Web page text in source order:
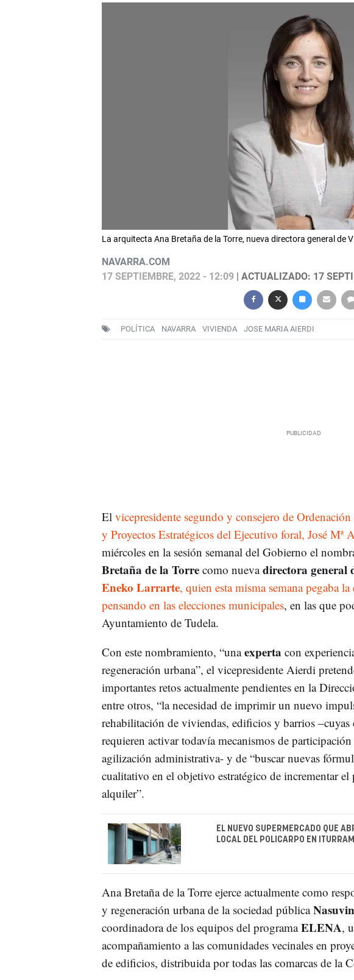
La arquitecta Ana Bretaña de la Torre, nueva directora general de
NAVARRA.COM
17 SEPTIEMBRE, 2022 - 12:09| ACTUALIZADO: 17
POLÍTICA NAVARRA VIVIENDA JOSE MARIA AIERDI
El vicepresidente segundo y consejero de
y Proyectos Estratégicos del Ejecutivo foral, José Mª
miércoles en la sesión semanal del Gobierno el
Bretaña de la Torrecomo nuevadirectora general
Eneko Larrarte, quien esta misma semana pegaba
pensando en las elecciones municipales, en las que
Ayuntamiento de Tudela.
Con este nombramiento, “unaexperta con
regeneración urbana”, el vicepresidente Aierdi
importantes retos actualmente pendientes en la
entre otros, “la necesidad de imprimir un nuevo
rehabilitación de viviendas, edificios y barrios –cuyas
requieren activar todavía mecanismos de
agilización administrativa- y de “buscar nuevas
cualitativo en el objetivo estratégico de incrementar
alquiler”.
EL NUEVO SUPERMERCADO QUE
LOCAL DEL POLICARPO EN
Ana Bretaña de la Torre ejerce actualmente como
y regeneración urbana de la sociedad pública
coordinadora de los equipos del programaELENA,
acompañamiento a las comunidades vecinales en
de edificios, distribuida por todas las comarcas de la